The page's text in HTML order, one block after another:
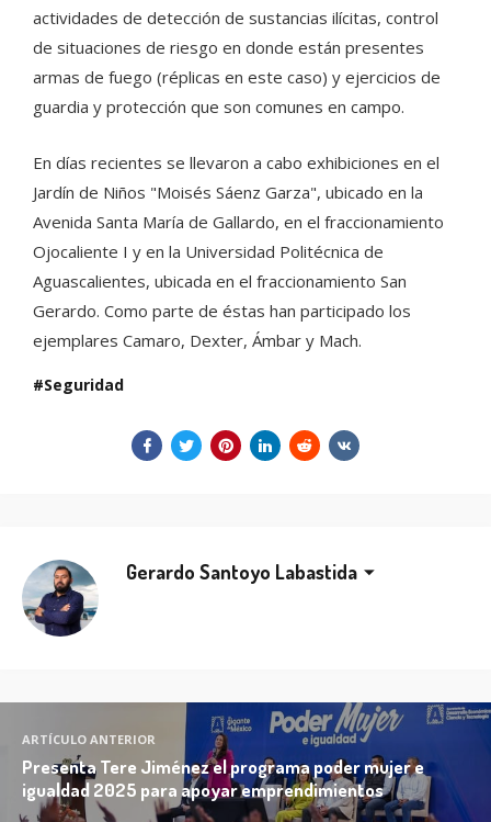
actividades de detección de sustancias ilícitas, control
de situaciones de riesgo en donde están presentes
armas de fuego (réplicas en este caso) y ejercicios de
guardia y protección que son comunes en campo.
En días recientes se llevaron a cabo exhibiciones en el
Jardín de Niños "Moisés Sáenz Garza", ubicado en la
Avenida Santa María de Gallardo, en el fraccionamiento
Ojocaliente I y en la Universidad Politécnica de
Aguascalientes, ubicada en el fraccionamiento San
Gerardo. Como parte de éstas han participado los
ejemplares Camaro, Dexter, Ámbar y Mach.
Seguridad
Gerardo Santoyo Labastida
ARTÍCULO ANTERIOR
Presenta Tere Jiménez el programa poder mujer e
igualdad 2025 para apoyar emprendimientos